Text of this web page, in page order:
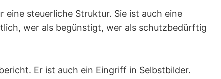
steuerliche Struktur. Sie ist auch eine
wer als begünstigt, wer als schutzbedürftig
Er ist auch ein Eingriff in Selbstbilder.